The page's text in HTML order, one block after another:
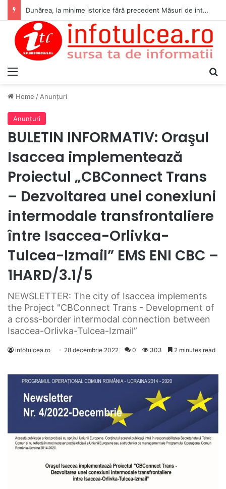
Dunărea, la minime istorice fără precedent Măsuri de intervenție pentru menținerea debitelor minime, necesare pentru producția de energie nucleară
Home / Anunţuri
Anunţuri
BULETIN INFORMATIV: Oraşul
Isaccea implementează
Proiectul „CBConnect Trans
– Dezvoltarea unei conexiuni
intermodale transfrontaliere
între Isaccea-Orlivka-
Tulcea-Izmail” EMS ENI CBC –
1HARD/3.1/5
NEWSLETTER: The city of Isaccea implements
the Project "CBConnect Trans - Development of
a cross-border intermodal connection between
Isaccea-Orlivka-Tulcea-Izmail”
infotulcea.ro 28 decembrie 2022 0 303 2 minutes read